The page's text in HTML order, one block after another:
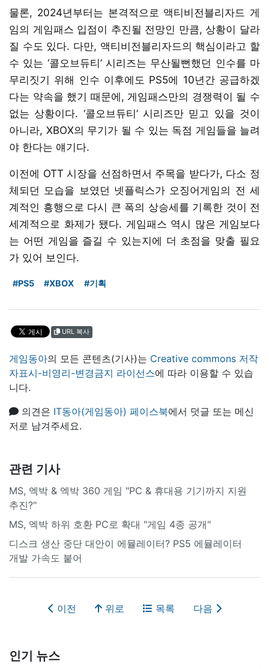
물론, 2024년부터는 본격적으로 액티비전블리자드 게
임의 게임패스 입점이 추진될 전망인 만큼, 상황이 달라
질 수도 있다. 다만, 액티비전블리자드의 핵심이라고 할
수 있는 ‘콜오브듀티’ 시리즈는 무산될뻔했던 인수를 마
무리짓기 위해 인수 이후에도 PS5에 10년간 공급하겠
다는 약속을 했기 때문에, 게임패스만의 경쟁력이 될 수
없는 상황이다. ‘콜오브듀티’ 시리즈만 믿고 있을 것이
아니라, XBOX의 무기가 될 수 있는 독점 게임들을 늘려
야 한다는 얘기다.
이전에 OTT 시장을 선점하면서 주목을 받다가, 다소 정
체되던 모습을 보였던 넷플릭스가 오징어게임의 전 세
계적인 흥행으로 다시 큰 폭의 상승세를 기록한 것이 전
세계적으로 화제가 됐다. 게임패스 역시 많은 게임보다
는 어떤 게임을 즐길 수 있는지에 더 초점을 맞출 필요
가 있어 보인다.
#PS5 #XBOX #기획
URL 복사
게임동아의 모든 콘텐츠(기사)는 Creative commons 저작
자표시-비영리-변경금지 라이선스에 따라 이용할 수 있습
니다.
의견은 IT동아(게임동아) 페이스북에서 덧글 또는 메신
저로 남겨주세요.
관련 기사
MS, 엑박 & 엑박 360 게임 "PC & 휴대용 기기까지 지원
추진?"
MS, 엑박 하위 호환 PC로 확대 "게임 4종 공개"
디스크 생산 중단 대안이 에뮬레이터? PS5 에뮬레이터
개발 가속도 붙어
이전 위로 목록 다음
인기 뉴스